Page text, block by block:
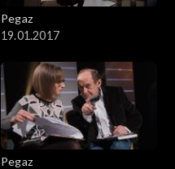
Pegaz
19.01.2017
Pegaz